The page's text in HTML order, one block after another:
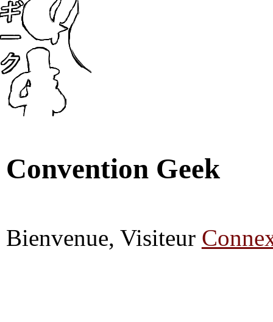
Convention Geek
Bienvenue, Visiteur